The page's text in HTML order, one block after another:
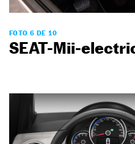
FOTO 6 DE 10
SEAT-Mii-